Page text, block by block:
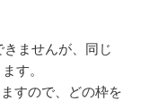
ませんが、同じ
す。
すので、どの枠を